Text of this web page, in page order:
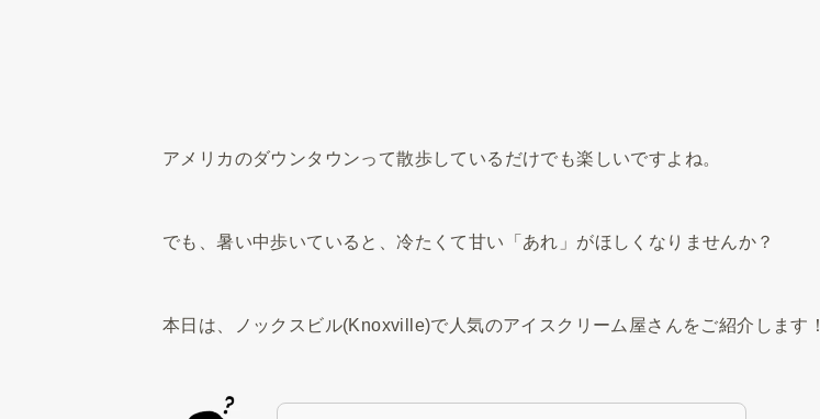
アメリカのダウンタウンって散歩しているだけでも楽しいですよね。
でも、暑い中歩いていると、冷たくて甘い「あれ」がほしくなりませんか？
本日は、ノックスビル(Knoxville)で人気のアイスクリーム屋さんをご紹介します！